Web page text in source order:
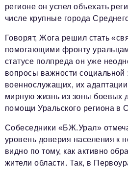
регионе он успел объехать
числе крупные города
Говорят, Жога решил стать
помогающими фронту
статусе полпреда он уже
вопросы важности социальной
военнослужащих, их
мирную жизнь из зоны боевых
помощи Уральского региона в
Собеседники «БЖ.Урал»
уровень доверия населения к
видно по тому, как активно
жители области. Так, в